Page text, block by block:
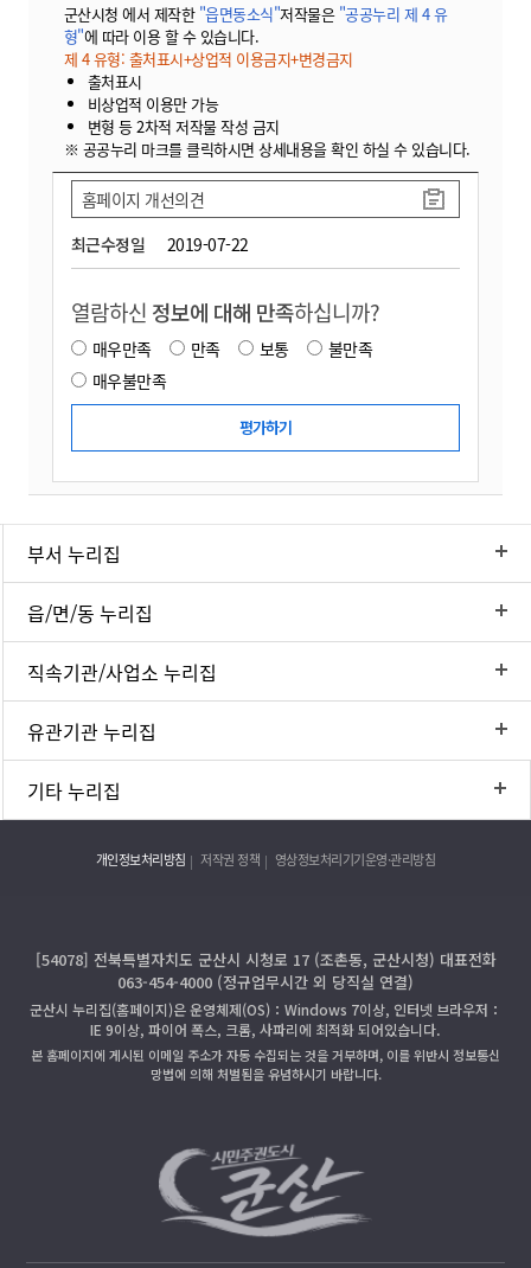
군산시청 에서 제작한 "읍면동소식"저작물은 "공공누리 제 4 유
형"에 따라 이용 할 수 있습니다.
제 4 유형: 출처표시+상업적 이용금지+변경금지
출처표시
비상업적 이용만 가능
변형 등 2차적 저작물 작성 금지
※ 공공누리 마크를 클릭하시면 상세내용을 확인 하실 수 있습니다.
최근수정일 2019-07-22
홈페이지 개선의견
열람하신 정보에 대해 만족하십니까?
매우만족 만족 보통
불만족
매우불만족
부서 누리집
읍/면/동 누리집
직속기관/사업소 누리집
유관기관 누리집
기타 누리집
개인정보처리방침 저작권 정책 영상정보처리기기운영·관리방침
[54078] 전북특별자치도 군산시 시청로 17 (조촌동, 군산시청) 대표전화
063-454-4000 (정규업무시간 외 당직실 연결)
군산시 누리집(홈페이지)은 운영체제(OS)：Windows 7이상, 인터넷 브라우저：
IE 9이상, 파이어 폭스, 크롬, 사파리에 최적화 되어있습니다.
본 홈페이지에 게시된 이메일 주소가 자동 수집되는 것을 거부하며, 이를 위반시 정보통신
망법에 의해 처벌됨을 유념하시기 바랍니다.